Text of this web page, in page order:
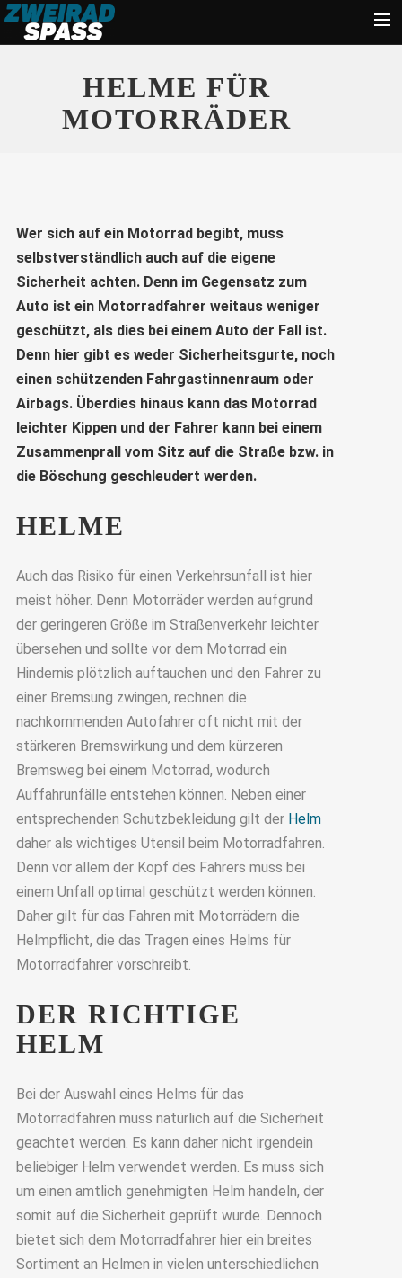
Suche
HELME FÜR
MOTORRÄDER
Wer sich auf ein Motorrad begibt, muss
selbstverständlich auch auf die eigene
Sicherheit achten. Denn im Gegensatz zum
Auto ist ein Motorradfahrer weitaus weniger
geschützt, als dies bei einem Auto der Fall ist.
Denn hier gibt es weder Sicherheitsgurte, noch
einen schützenden Fahrgastinnenraum oder
Airbags. Überdies hinaus kann das Motorrad
leichter Kippen und der Fahrer kann bei einem
Zusammenprall vom Sitz auf die Straße bzw. in
die Böschung geschleudert werden.
HELME
Auch das Risiko für einen Verkehrsunfall ist hier
meist höher. Denn Motorräder werden aufgrund
der geringeren Größe im Straßenverkehr leichter
übersehen und sollte vor dem Motorrad ein
Hindernis plötzlich auftauchen und den Fahrer zu
einer Bremsung zwingen, rechnen die
nachkommenden Autofahrer oft nicht mit der
stärkeren Bremswirkung und dem kürzeren
Bremsweg bei einem Motorrad, wodurch
Auffahrunfälle entstehen können. Neben einer
entsprechenden Schutzbekleidung gilt der Helm
daher als wichtiges Utensil beim Motorradfahren.
Denn vor allem der Kopf des Fahrers muss bei
einem Unfall optimal geschützt werden können.
Daher gilt für das Fahren mit Motorrädern die
Helmpflicht, die das Tragen eines Helms für
Motorradfahrer vorschreibt.
DER RICHTIGE
HELM
Bei der Auswahl eines Helms für das
Motorradfahren muss natürlich auf die Sicherheit
geachtet werden. Es kann daher nicht irgendein
beliebiger Helm verwendet werden. Es muss sich
um einen amtlich genehmigten Helm handeln, der
somit auf die Sicherheit geprüft wurde. Dennoch
bietet sich dem Motorradfahrer hier ein breites
Sortiment an Helmen in vielen unterschiedlichen